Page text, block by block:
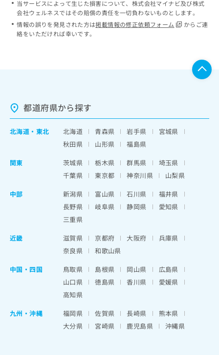
当サービスによって生じた損害について、株式会社マイナビ及び株式
会社ウェルネスではその賠償の責任を一切負わないものとします。
情報の誤りを発見された方は掲載情報の修正依頼フォーム
からご連
絡をいただければ幸いです。
都道府県から探す
北海道 ・ 東北 北海道 青森県 岩手県
宮城県
秋田県
山形県
福島県
関東
茨城県 栃木県 群馬県
埼玉県
千葉県
東京都 神奈川県
山梨県
中部
新潟県 富山県 石川県
福井県
長野県
岐阜県 静岡県
愛知県
三重県
近畿
滋賀県 京都府 大阪府
兵庫県
奈良県
和歌山県
中国・四国
鳥取県 島根県 岡山県
広島県
山口県
徳島県 香川県
愛媛県
高知県
九州・沖縄
福岡県 佐賀県 長崎県
熊本県
大分県
宮崎県 鹿児島県 沖縄県